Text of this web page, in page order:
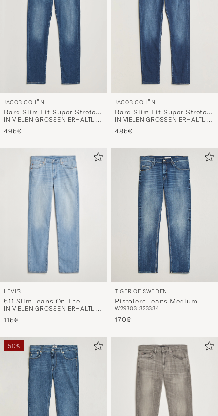
JACOB COHËN
Bard Slim Fit Super Stretch
Jeans Light Vintage
IN VIELEN GRÖSSEN ERHÄLTLICH
495€
JACOB COHËN
Bard Slim Fit Super Stretch
Jeans Medium Vintage
IN VIELEN GRÖSSEN ERHÄLTLICH
485€
LEVI'S
511 Slim Jeans On The
Horizon
IN VIELEN GRÖSSEN ERHÄLTLICH
115€
TIGER OF SWEDEN
Pistolero Jeans Medium
Blue
W293031323334
170€
50%